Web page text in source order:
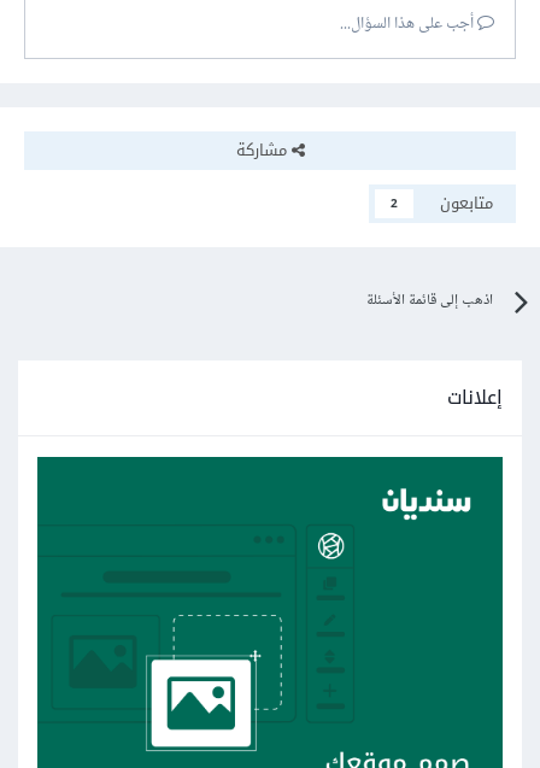
أجب على هذا السؤال...
مشاركة
متابعون
2
اذهب إلى قائمة الأسئلة
إعلانات